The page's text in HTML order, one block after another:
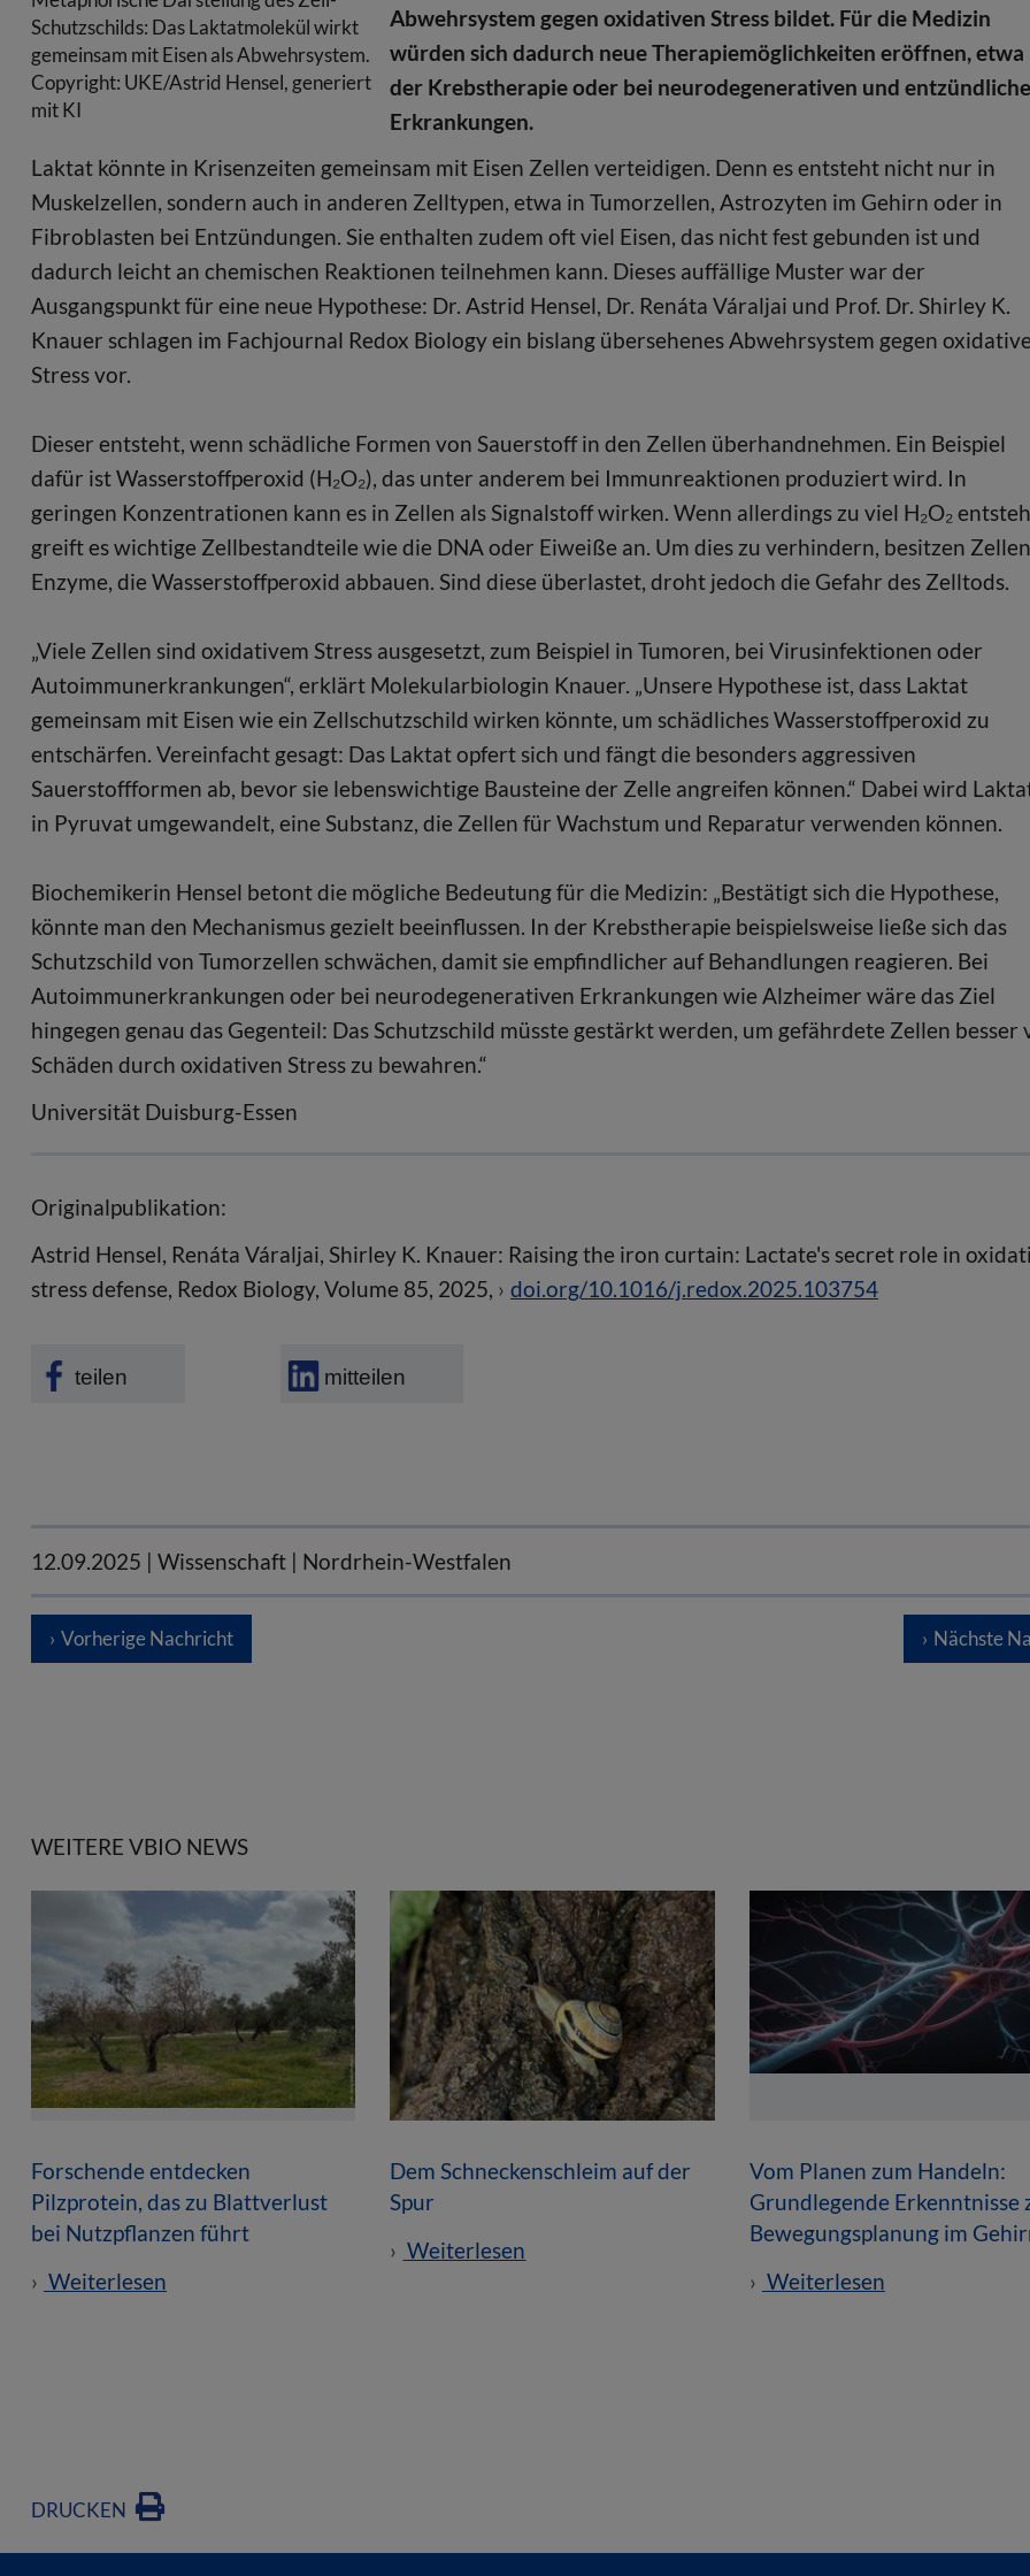
Schutzschilds: Das Laktatmolekül wirkt
gemeinsam mit Eisen als Abwehrsystem.
Copyright: UKE/Astrid Hensel, generiert
mit KI
Abwehrsystem gegen oxidativen Stress bildet. Für die Medizin
würden sich dadurch neue Therapiemöglichkeiten eröffnen, etwa
der Krebstherapie oder bei neurodegenerativen und
Erkrankungen.
Laktat könnte in Krisenzeiten gemeinsam mit Eisen Zellen verteidigen. Denn es entsteht nicht nur in
Muskelzellen, sondern auch in anderen Zelltypen, etwa in Tumorzellen, Astrozyten im Gehirn oder in
Fibroblasten bei Entzündungen. Sie enthalten zudem oft viel Eisen, das nicht fest gebunden ist und
dadurch leicht an chemischen Reaktionen teilnehmen kann. Dieses auffällige Muster war der
Ausgangspunkt für eine neue Hypothese: Dr. Astrid Hensel, Dr. Renáta Váraljai und Prof. Dr. Shirley K.
Knauer schlagen im Fachjournal Redox Biology ein bislang übersehenes Abwehrsystem gegen
Stress vor.
Dieser entsteht, wenn schädliche Formen von Sauerstoff in den Zellen überhandnehmen. Ein Beispiel
dafür ist Wasserstoffperoxid (H₂O₂), das unter anderem bei Immunreaktionen produziert wird. In
geringen Konzentrationen kann es in Zellen als Signalstoff wirken. Wenn allerdings zu viel H₂O₂
greift es wichtige Zellbestandteile wie die DNA oder Eiweiße an. Um dies zu verhindern, besitzen Zellen
Enzyme, die Wasserstoffperoxid abbauen. Sind diese überlastet, droht jedoch die Gefahr des Zelltods.
„Viele Zellen sind oxidativem Stress ausgesetzt, zum Beispiel in Tumoren, bei Virusinfektionen oder
Autoimmunerkrankungen“, erklärt Molekularbiologin Knauer. „Unsere Hypothese ist, dass Laktat
gemeinsam mit Eisen wie ein Zellschutzschild wirken könnte, um schädliches Wasserstoffperoxid zu
entschärfen. Vereinfacht gesagt: Das Laktat opfert sich und fängt die besonders aggressiven
Sauerstoffformen ab, bevor sie lebenswichtige Bausteine der Zelle angreifen können.“ Dabei wird
in Pyruvat umgewandelt, eine Substanz, die Zellen für Wachstum und Reparatur verwenden können.
Biochemikerin Hensel betont die mögliche Bedeutung für die Medizin: „Bestätigt sich die Hypothese,
könnte man den Mechanismus gezielt beeinflussen. In der Krebstherapie beispielsweise ließe sich das
Schutzschild von Tumorzellen schwächen, damit sie empfindlicher auf Behandlungen reagieren. Bei
Autoimmunerkrankungen oder bei neurodegenerativen Erkrankungen wie Alzheimer wäre das Ziel
hingegen genau das Gegenteil: Das Schutzschild müsste gestärkt werden, um gefährdete Zellen besser
Schäden durch oxidativen Stress zu bewahren.“
Universität Duisburg-Essen
Originalpublikation:
Astrid Hensel, Renáta Váraljai, Shirley K. Knauer: Raising the iron curtain: Lactate's secret role in
stress defense, Redox Biology, Volume 85, 2025,
doi.org/10.1016/j.redox.2025.103754
teilen mitteilen
12.09.2025 | Wissenschaft | Nordrhein-Westfalen
Vorherige Nachricht Nächste
WEITERE VBIO NEWS
Forschende entdecken
Pilzprotein, das zu Blattverlust
bei Nutzpflanzen führt
Weiterlesen
Dem Schneckenschleim auf der
Spur
Weiterlesen
Vom Planen zum Handeln:
Grundlegende Erkenntnisse
Bewegungsplanung im
Weiterlesen
DRUCKEN